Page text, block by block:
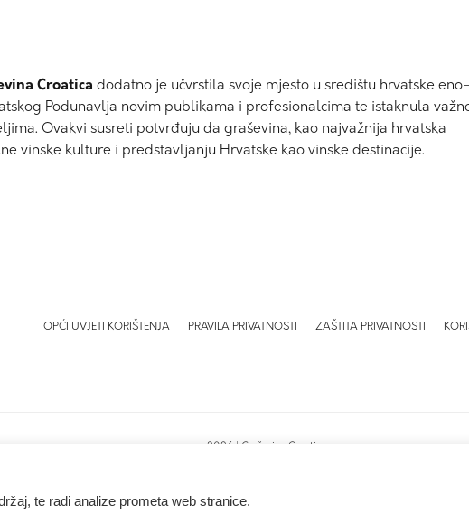
Croatica dodatno je učvrstila svoje mjesto u središtu hrvatske eno-
Podunavlja novim publikama i profesionalcima te istaknula
Ovakvi susreti potvrđuju da graševina, kao najvažnija hrvatska
vinske kulture i predstavljanju Hrvatske kao vinske destinacije.
OPĆI UVJETI KORIŠTENJA PRAVILA PRIVATNOSTI ZAŠTITA PRIVATNOSTI
2026 | Graševina Croatica
te radi analize prometa web stranice.